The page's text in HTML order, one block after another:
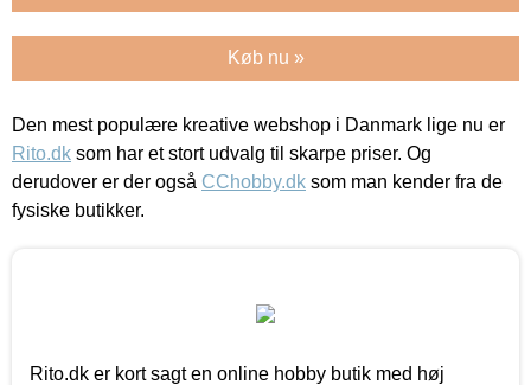
Køb nu »
Den mest populære kreative webshop i Danmark lige nu er
Rito.dk som har et stort udvalg til skarpe priser. Og
derudover er der også CChobby.dk som man kender fra de
fysiske butikker.
Rito.dk er kort sagt en online hobby butik med høj